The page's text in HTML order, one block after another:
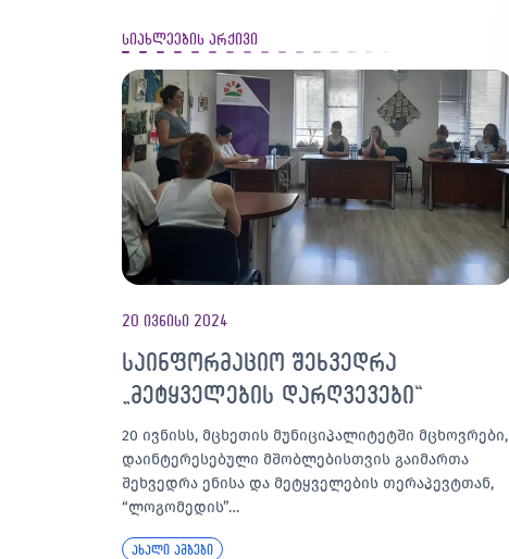
სიახლეების არქივი
20 ივნისი 2024
საინფორმაციო შეხვედრა
„მეტყველების დარღვევები“
20 ივნისს, მცხეთის მუნიციპალიტეტში მცხოვრები,
დაინტერესებული მშობლებისთვის გაიმართა
შეხვედრა ენისა და მეტყველების თერაპევტთან,
“ლოგომედის”…
ახალი ამბები